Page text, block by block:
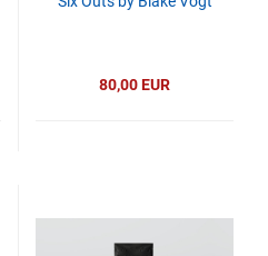
80,00 EUR